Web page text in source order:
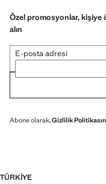
Özel promosyonlar, kişiye
alın
E-posta adresi
Abone olarak,Gizlilik
TÜRKIYE